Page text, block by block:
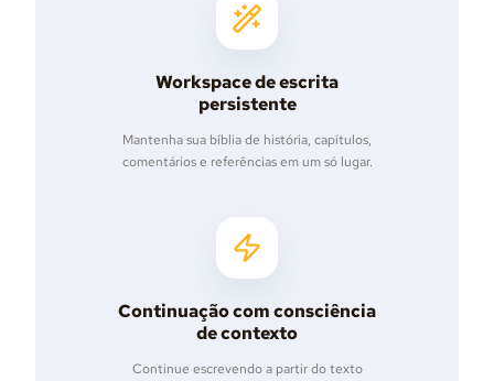
Workspace de escrita
persistente
Mantenha sua bíblia de história, capítulos,
comentários e referências em um só lugar.
Continuação com consciência
de contexto
Continue escrevendo a partir do texto